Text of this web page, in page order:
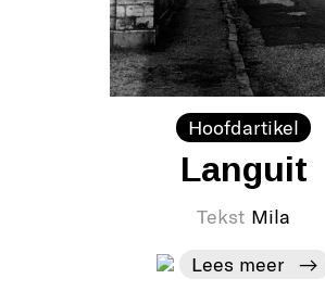
Hoofdartikel
Languit
Tekst Mila
Lees meer